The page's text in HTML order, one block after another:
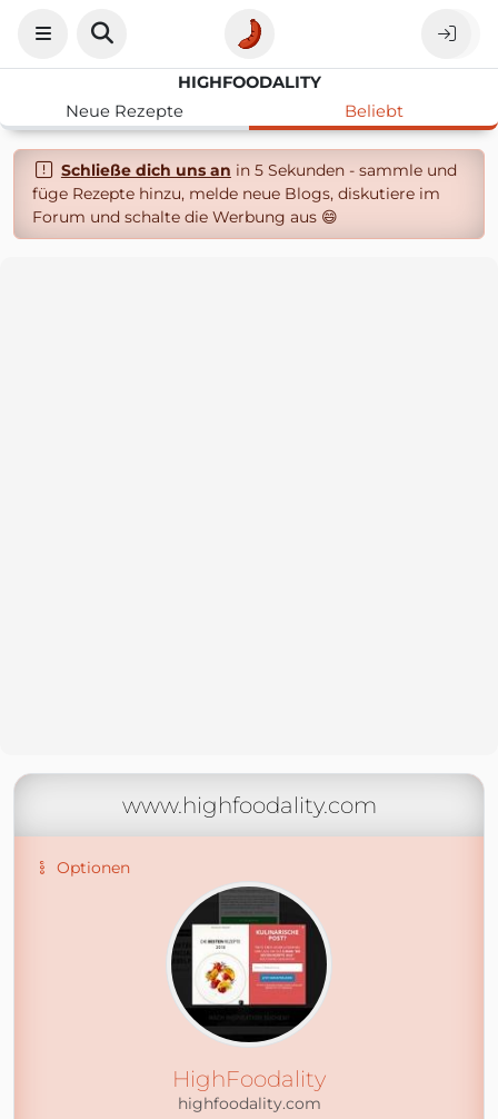
HIGHFOODALITY
Neue Rezepte
Beliebt
Schließe dich uns an in 5 Sekunden - sammle und
füge Rezepte hinzu, melde neue Blogs, diskutiere im
Forum und schalte die Werbung aus 😄
www.highfoodality.com
Optionen
HighFoodality
highfoodality.com